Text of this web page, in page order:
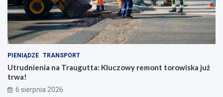
PIENIĄDZE TRANSPORT
Utrudnienia na Traugutta: Kluczowy remont torowiska już
trwa!
6 sierpnia 2026